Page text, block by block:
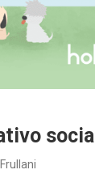
social